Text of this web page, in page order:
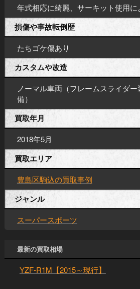
年式相応に綺麗、サーキット使用に
損傷や事故転倒歴
たちゴケ傷あり
カスタムや改造
ノーマル車両（フレームスライダ
備）
買取年月
2018年5月
買取エリア
豊島区駒込の買取事例
ジャンル
スーパースポーツ
最新の買取相場
YZF-R1M【2015～現行】